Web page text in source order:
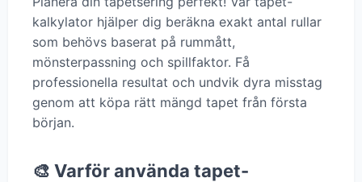
kalkylator hjälper dig beräkna exakt antal rullar
som behövs baserat på rummått,
mönsterpassning och spillfaktor. Få
professionella resultat och undvik dyra misstag
genom att köpa rätt mängd tapet från första
början.
🎨 Varför använda tapet-